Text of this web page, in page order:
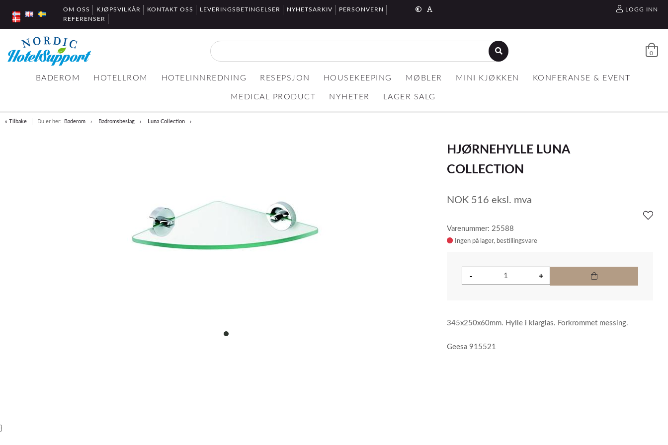
OM OSS KJØPSVILKÅR KONTAKT OSS LEVERINGSBETINGELSER NYHETSARKIV
PERSONVERN
REFERENSER
LOGG INN
0
BADEROM HOTELLROM HOTELINNREDNING RESEPSJON HOUSEKEEPING MØBLER MINI KJØKKEN KONFERANSE & EVENT
MEDICAL PRODUCT NYHETER LAGER SALG
« Tilbake Du er her: Baderom Badromsbeslag Luna Collection
item
HJØRNEHYLLE LUNA
COLLECTION
NOK 516 eksl. mva
Varenummer: 25588
Ingen på lager
345x250x60mm. Hylle i klarglas. Forkrommet messing.
Geesa 915521
}